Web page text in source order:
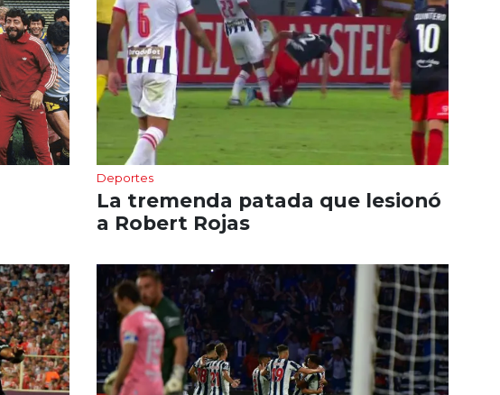
Deportes
La tremenda patada que lesionó
a Robert Rojas